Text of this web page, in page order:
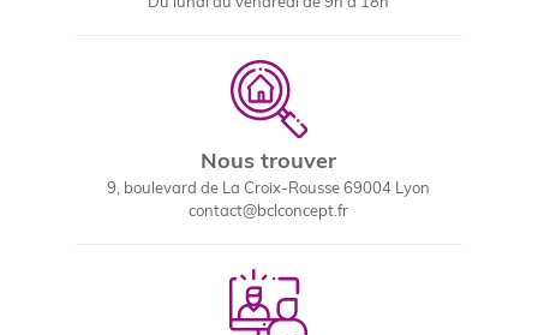
Nous trouver
9, boulevard de La Croix-Rousse 69004 Lyon
contact@bclconcept.fr